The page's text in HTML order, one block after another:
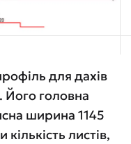
для дахів
Його головна
ширина 1145
листів,